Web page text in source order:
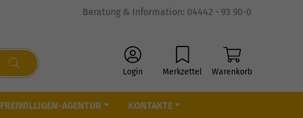
Beratung & Information: 04442 - 93 90-0
Login Merkzettel Warenkorb
FREIWILLIGEN-AGENTUR KONTAKTE